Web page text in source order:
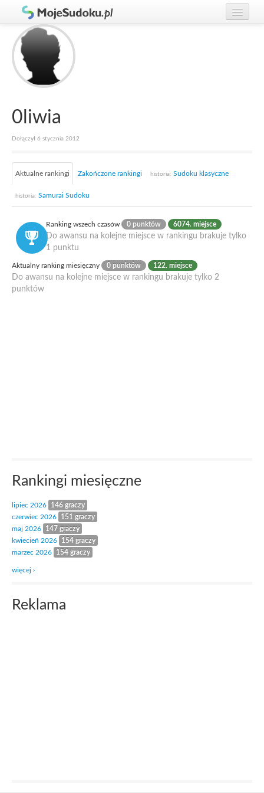
Graj w Sudoku!
Zasady Sudoku
Rankingi
Gracze
0liwia
Dołączył 6 stycznia 2012
Aktualne rankingi Zakończone rankingi historia: Sudoku klasyczne
historia: Samurai Sudoku
Ranking wszech czasów 0 punktów 6074. miejsce
Do awansu na kolejne miejsce w rankingu brakuje tylko
1 punktu
Aktualny ranking miesięczny 0 punktów 122. miejsce
Do awansu na kolejne miejsce w rankingu brakuje tylko 2
punktów
Rankingi miesięczne
lipiec 2026
146 graczy
czerwiec 2026
151 graczy
maj 2026
147 graczy
kwiecień 2026
154 graczy
marzec 2026
154 graczy
więcej ›
Reklama